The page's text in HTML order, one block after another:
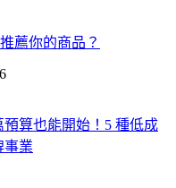
薦你的商品？
預算也能開始！5 種低成
事業